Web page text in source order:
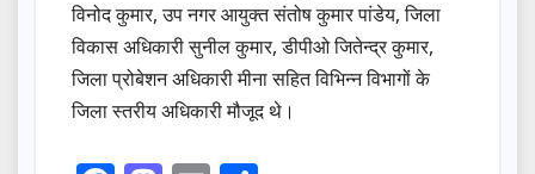
विनोद कुमार, उप नगर आयुक्त संतोष कुमार पांडेय, जिला
विकास अधिकारी सुनील कुमार, डीपीओ जितेन्द्र कुमार,
जिला प्रोबेशन अधिकारी मीना सहित विभिन्न विभागों के
जिला स्तरीय अधिकारी मौजूद थे।